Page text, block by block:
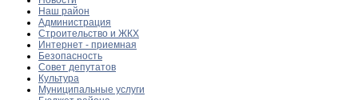
Наш район
Администрация
Строительство и ЖКХ
Интернет - приемная
Безопасность
Совет депутатов
Культура
Муниципальные услуги